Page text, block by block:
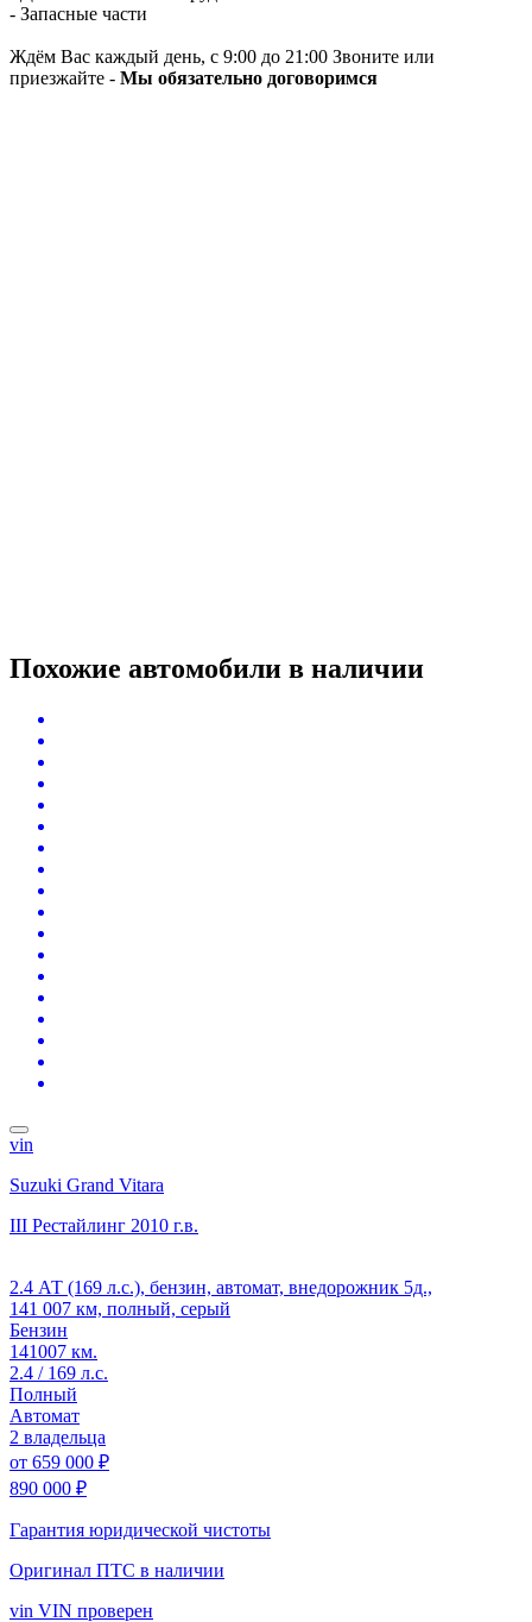
- Запасные части
Ждём Вас каждый день, с 9:00 до 21:00 Звоните или
приезжайте - Мы обязательно договоримся
Похожие автомобили в наличии
vin
Suzuki Grand Vitara
III Рестайлинг 2010 г.в.
2.4 АТ (169 л.с.), бензин, автомат, внедорожник 5д.,
141 007 км, полный, серый
Бензин
141007 км.
2.4 / 169 л.с.
Полный
Автомат
2 владельца
от 659 000 ₽
890 000 ₽
Гарантия юридической чистоты
Оригинал ПТС в наличии
vin VIN проверен